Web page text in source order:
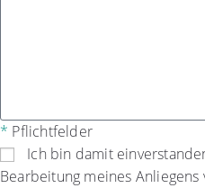
* Pflichtfelder
Ich bin damit
Bearbeitung meines